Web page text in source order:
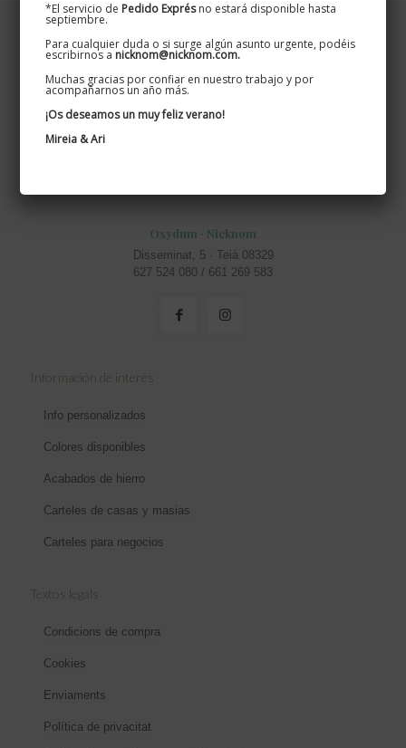
Oxydum · Nicknom
Disseminat, 5 · Teià 08329
627 524 080 / 661 269 583
Información de interés
Info personalizados
Colores disponibles
Acabados de hierro
Carteles de casas y masias
Carteles para negocios
Textos legals
Condicions de compra
Cookies
Enviaments
Política de privacitat
*El servicio de Pedido Exprésno estará disponible hasta
septiembre.
Para cualquier duda o si surge algún asunto urgente, podéis
escribirnos a nicknom@nicknom.com.
Muchas gracias por confiar en nuestro trabajo y por
acompañarnos un año más.
¡Os deseamos un muy feliz verano!
Mireia & Ari